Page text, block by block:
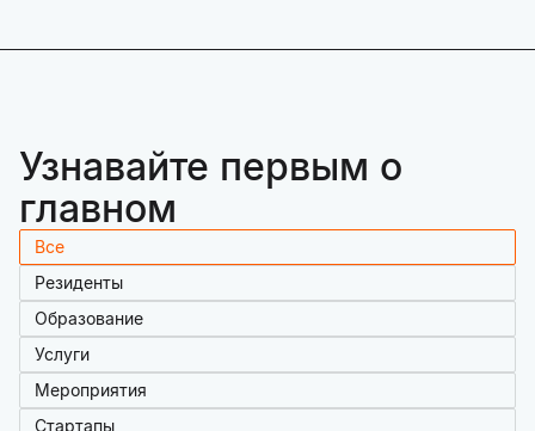
Узнавайте первым о
главном
Все
Резиденты
Образование
Услуги
Мероприятия
Стартапы